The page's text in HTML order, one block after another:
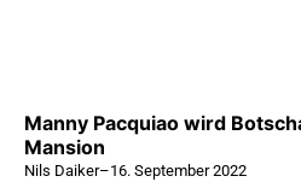
Manny Pacquiao wird
Mansion
Nils Daiker–16. September 2022